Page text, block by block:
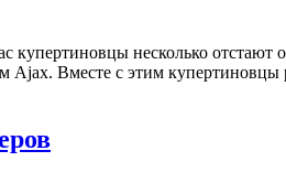
несколько
Вместе с этим